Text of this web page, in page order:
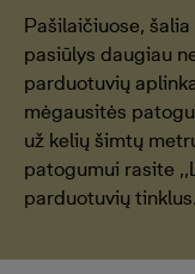
Pašilaičiuose,
pasiūlys daugiau
parduotuvių
mėgausitės
už kelių šimtų
patogumui rasite
parduotuvių tinklus.